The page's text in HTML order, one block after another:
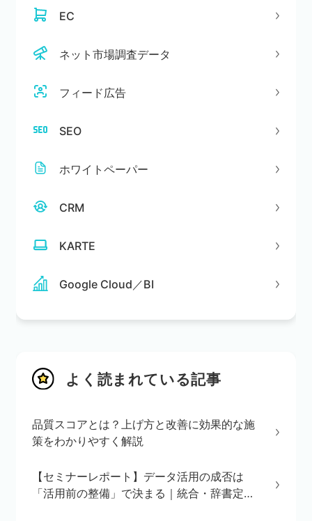
EC
ネット市場調査データ
フィード広告
SEO
ホワイトペーパー
CRM
KARTE
Google Cloud／BI
よく読まれている記事
品質スコアとは？上げ方と改善に効果的な施
策をわかりやすく解説
【セミナーレポート】データ活用の成否は
「活用前の整備」で決まる｜統合・辞書定